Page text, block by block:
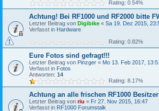
Rating: 0.54%
Achtung! Bei RF1000 und RF2000 bitte
Letzter Beitrag von Digibike « Sa 19. Dez 2015,
Verfasst in Hardware
Rating: 0.82%
Eure Fotos sind gefragt!!!
Letzter Beitrag von Pinzger « Mo 13. Feb 2017,
Verfasst in Fotos
Antworten: 14
Rating: 8.17%
Achtung an alle frischen RF1000
Letzter Beitrag von riu « Fr 27. Nov 2015, 16:47
Verfasst in RF1000 Forumstalk